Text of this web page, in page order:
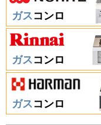
ガス コンロ
ガス コンロ
ガス コンロ